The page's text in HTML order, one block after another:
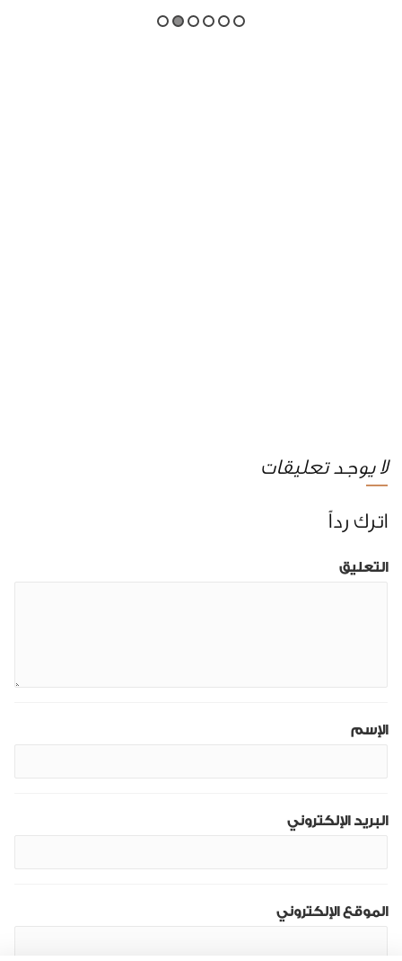
لا يوجد تعليقات
اترك رداً
التعليق
الإسم
البريد الإلكتروني
الموقع الإلكتروني